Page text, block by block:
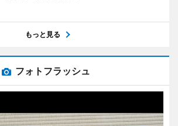
もっと見る
フォトフラッシュ